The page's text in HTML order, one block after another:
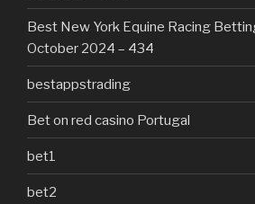
Best New York Equine Racing
October 2024 – 434
bestappstrading
Bet on red casino Portugal
bet1
bet2